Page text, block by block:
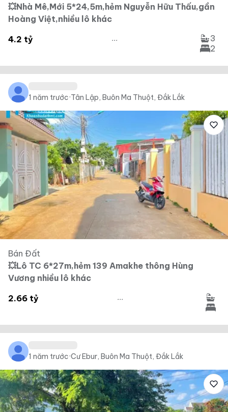
💥Nhà Mê,Mới 5*24,5m,hẻm Nguyễn Hữu Thấu,gần
Hoàng Việt,nhiều lô khác
4.2 tỷ
...
3
2
1 năm trước·Tân Lập, Buôn Ma Thuột, Đắk Lắk
Bán Đất
💥Lô TC 6*27m,hẻm 139 Amakhe thông Hùng
Vương nhiều lô khác
2.66 tỷ
...
1 năm trước·Cư Ebur, Buôn Ma Thuột, Đắk Lắk